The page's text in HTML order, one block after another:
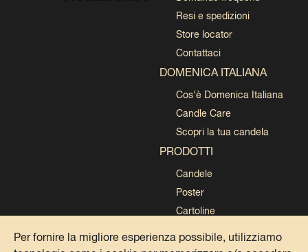
Per fornire la migliore esperienza possibile, utilizziamo
Resi e spedizioni
Store locator
Contattaci
DOMENICA ITALIANA
Cos’è Domenica Italiana
Candle Care
Scopri la tua candela
PRODOTTI
Candele
Poster
Cartoline